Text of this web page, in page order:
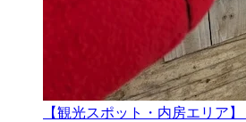
【観光スポット・内房エリア